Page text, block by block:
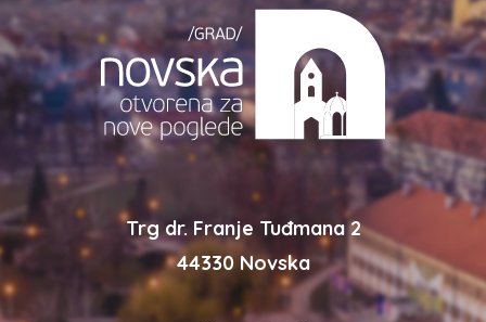
Trg dr. Franje Tuđmana 2
44330 Novska